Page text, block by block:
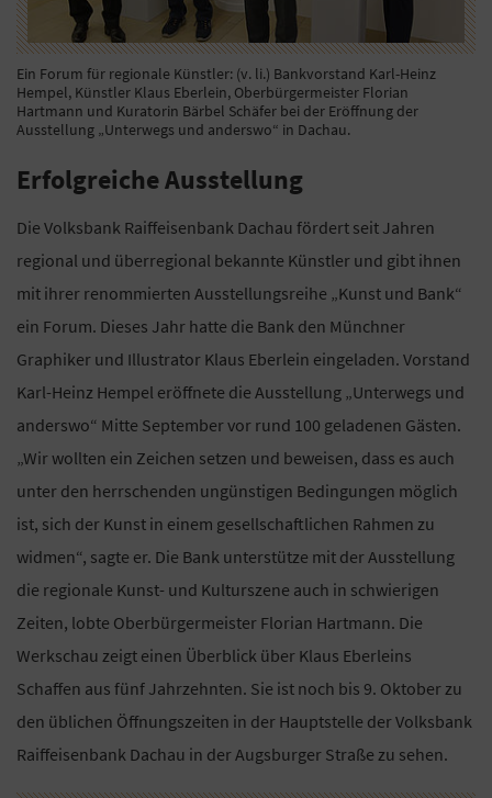
Ein Forum für regionale Künstler: (v. li.) Bankvorstand Karl-Heinz
Hempel, Künstler Klaus Eberlein, Oberbürgermeister Florian
Hartmann und Kuratorin Bärbel Schäfer bei der Eröffnung der
Ausstellung „Unterwegs und anderswo“ in Dachau.
Erfolgreiche Ausstellung
Die Volksbank Raiffeisenbank Dachau fördert seit Jahren
regional und überregional bekannte Künstler und gibt ihnen
mit ihrer renommierten Ausstellungsreihe „Kunst und Bank“
ein Forum. Dieses Jahr hatte die Bank den Münchner
Graphiker und Illustrator Klaus Eberlein eingeladen. Vorstand
Karl-Heinz Hempel eröffnete die Ausstellung „Unterwegs und
anderswo“ Mitte September vor rund 100 geladenen Gästen.
„Wir wollten ein Zeichen setzen und beweisen, dass es auch
unter den herrschenden ungünstigen Bedingungen möglich
ist, sich der Kunst in einem gesellschaftlichen Rahmen zu
widmen“, sagte er. Die Bank unterstütze mit der Ausstellung
die regionale Kunst- und Kulturszene auch in schwierigen
Zeiten, lobte Oberbürgermeister Florian Hartmann. Die
Werkschau zeigt einen Überblick über Klaus Eberleins
Schaffen aus fünf Jahrzehnten. Sie ist noch bis 9. Oktober zu
den üblichen Öffnungszeiten in der Hauptstelle der Volksbank
Raiffeisenbank Dachau in der Augsburger Straße zu sehen.